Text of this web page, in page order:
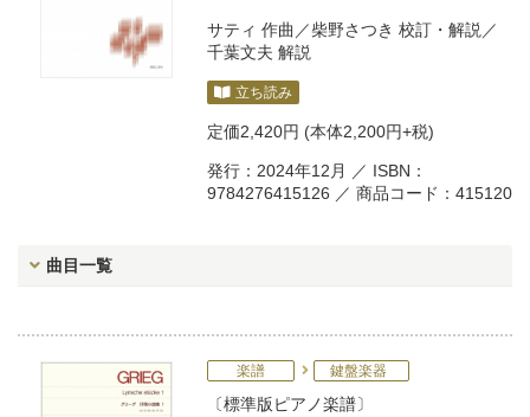
サティ 作曲／柴野さつき 校訂・解説／
千葉文夫 解説
立ち読み
定価2,420円 (本体2,200円+税)
発行：2024年12月 ／ ISBN：
9784276415126 ／ 商品コード：415120
曲目一覧
楽譜 鍵盤楽器
標準版ピアノ楽譜